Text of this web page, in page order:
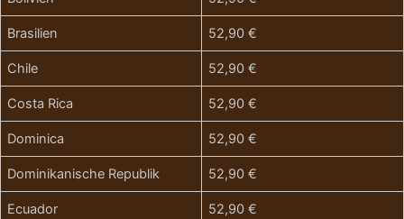
Brasilien 52,90 €
Chile 52,90 €
Costa Rica 52,90 €
Dominica 52,90 €
Dominikanische Republik 52,90 €
Ecuador 52,90 €